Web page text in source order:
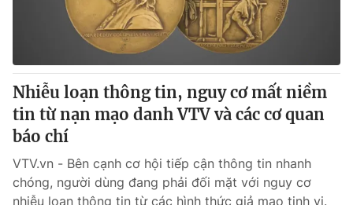
Nhiễu loạn thông tin, nguy cơ mất niềm
tin từ nạn mạo danh VTV và các cơ quan
báo chí
VTV.vn - Bên cạnh cơ hội tiếp cận thông tin nhanh
chóng, người dùng đang phải đối mặt với nguy cơ
nhiễu loạn thông tin từ các hình thức giả mạo tinh vi.